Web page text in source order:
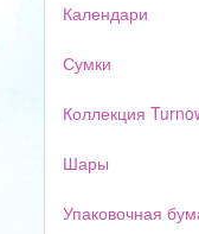
Календари
Сумки
Коллекция
Шары
Упаковочная